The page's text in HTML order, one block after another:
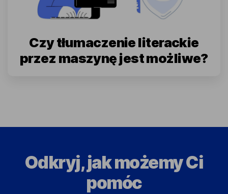
Czy tłumaczenie literackie
przez maszynę jest możliwe?
Odkryj, jak możemy Ci
pomóc